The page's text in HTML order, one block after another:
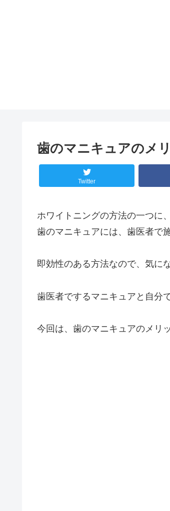
歯のマニキュアのメ
Twitter
ホワイトニングの方法の一つに
歯のマニキュアには、歯医者で
即効性のある方法なので、気に
歯医者でするマニキュアと自分
今回は、歯のマニキュアのメリ